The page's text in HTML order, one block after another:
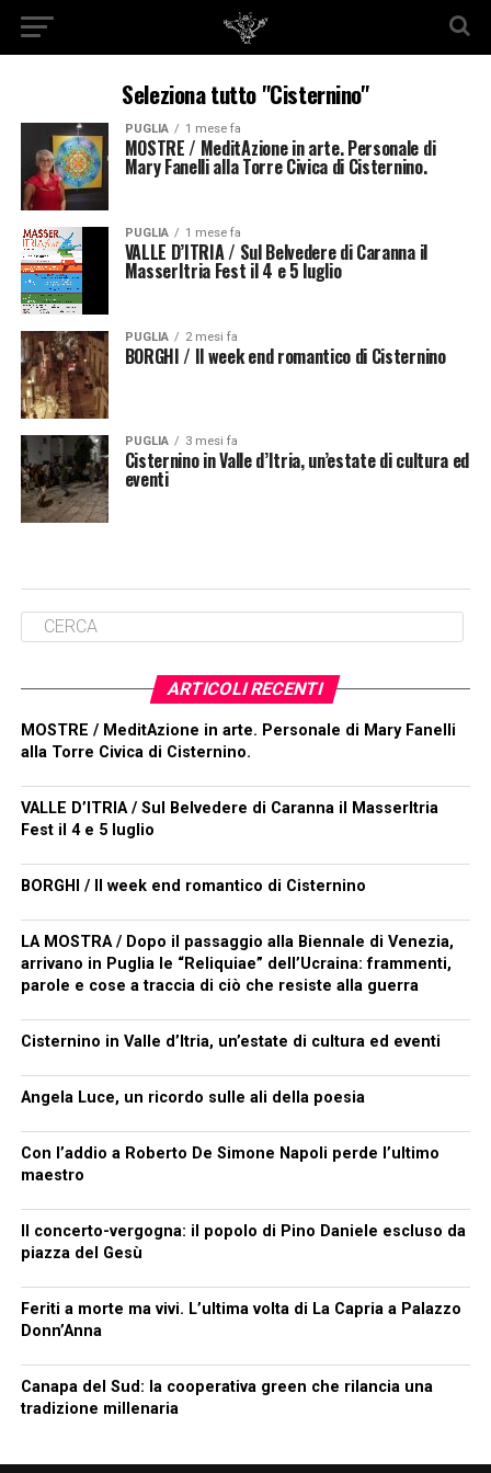
Seleziona tutto "Cisternino"
PUGLIA 1 mese fa
MOSTRE / MeditAzione in arte. Personale di
Mary Fanelli alla Torre Civica di Cisternino.
PUGLIA 1 mese fa
VALLE D’ITRIA / Sul Belvedere di Caranna il
MasserItria Fest il 4 e 5 luglio
PUGLIA 2 mesi fa
BORGHI / Il week end romantico di Cisternino
PUGLIA 3 mesi fa
Cisternino in Valle d’Itria, un’estate di cultura ed
eventi
ARTICOLI RECENTI
MOSTRE / MeditAzione in arte. Personale di Mary Fanelli
alla Torre Civica di Cisternino.
VALLE D’ITRIA / Sul Belvedere di Caranna il MasserItria
Fest il 4 e 5 luglio
BORGHI / Il week end romantico di Cisternino
LA MOSTRA / Dopo il passaggio alla Biennale di Venezia,
arrivano in Puglia le “Reliquiae” dell’Ucraina: frammenti,
parole e cose a traccia di ciò che resiste alla guerra
Cisternino in Valle d’Itria, un’estate di cultura ed eventi
Angela Luce, un ricordo sulle ali della poesia
Con l’addio a Roberto De Simone Napoli perde l’ultimo
maestro
Il concerto-vergogna: il popolo di Pino Daniele escluso da
piazza del Gesù
Feriti a morte ma vivi. L’ultima volta di La Capria a Palazzo
Donn’Anna
Canapa del Sud: la cooperativa green che rilancia una
tradizione millenaria